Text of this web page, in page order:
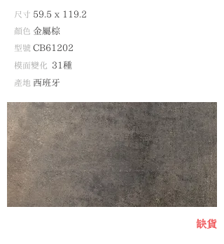
尺寸 59.5 x 119.2
顏色 金屬棕
型號 CB61202
模面變化 31種
產地 西班牙
​缺貨